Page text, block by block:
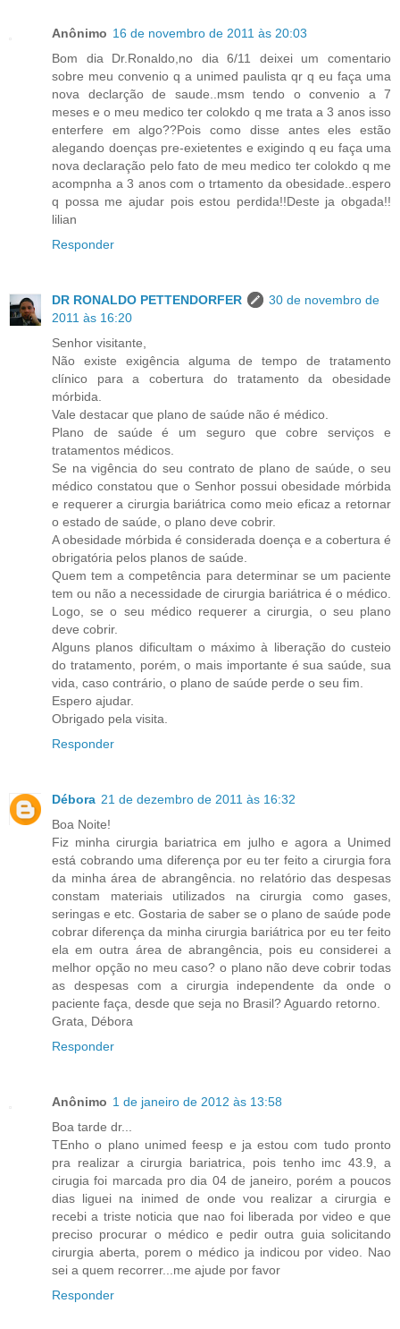
Anônimo 16 de novembro de 2011 às 20:03
Bom dia Dr.Ronaldo,no dia 6/11 deixei um comentario
sobre meu convenio q a unimed paulista qr q eu faça uma
nova declarção de saude..msm tendo o convenio a 7
meses e o meu medico ter colokdo q me trata a 3 anos isso
enterfere em algo??Pois como disse antes eles estão
alegando doenças pre-exietentes e exigindo q eu faça uma
nova declaração pelo fato de meu medico ter colokdo q me
acompnha a 3 anos com o trtamento da obesidade..espero
q possa me ajudar pois estou perdida!!Deste ja obgada!!
lilian
Responder
DR RONALDO PETTENDORFER
30 de novembro de
2011 às 16:20
Senhor visitante,
Não existe exigência alguma de tempo de tratamento
clínico para a cobertura do tratamento da obesidade
mórbida.
Vale destacar que plano de saúde não é médico.
Plano de saúde é um seguro que cobre serviços e
tratamentos médicos.
Se na vigência do seu contrato de plano de saúde, o seu
médico constatou que o Senhor possui obesidade mórbida
e requerer a cirurgia bariátrica como meio eficaz a retornar
o estado de saúde, o plano deve cobrir.
A obesidade mórbida é considerada doença e a cobertura é
obrigatória pelos planos de saúde.
Quem tem a competência para determinar se um paciente
tem ou não a necessidade de cirurgia bariátrica é o médico.
Logo, se o seu médico requerer a cirurgia, o seu plano
deve cobrir.
Alguns planos dificultam o máximo à liberação do custeio
do tratamento, porém, o mais importante é sua saúde, sua
vida, caso contrário, o plano de saúde perde o seu fim.
Espero ajudar.
Obrigado pela visita.
Responder
Débora 21 de dezembro de 2011 às 16:32
Boa Noite!
Fiz minha cirurgia bariatrica em julho e agora a Unimed
está cobrando uma diferença por eu ter feito a cirurgia fora
da minha área de abrangência. no relatório das despesas
constam materiais utilizados na cirurgia como gases,
seringas e etc. Gostaria de saber se o plano de saúde pode
cobrar diferença da minha cirurgia bariátrica por eu ter feito
ela em outra área de abrangência, pois eu considerei a
melhor opção no meu caso? o plano não deve cobrir todas
as despesas com a cirurgia independente da onde o
paciente faça, desde que seja no Brasil? Aguardo retorno.
Grata, Débora
Responder
Anônimo 1 de janeiro de 2012 às 13:58
Boa tarde dr...
TEnho o plano unimed feesp e ja estou com tudo pronto
pra realizar a cirurgia bariatrica, pois tenho imc 43.9, a
cirugia foi marcada pro dia 04 de janeiro, porém a poucos
dias liguei na inimed de onde vou realizar a cirurgia e
recebi a triste noticia que nao foi liberada por video e que
preciso procurar o médico e pedir outra guia solicitando
cirurgia aberta, porem o médico ja indicou por video. Nao
sei a quem recorrer...me ajude por favor
Responder